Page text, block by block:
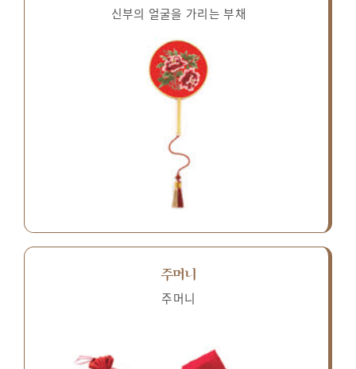
신부의 얼굴을 가리는 부채
주머니
주머니